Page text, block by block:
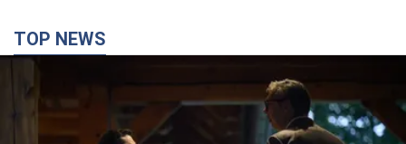
TOP NEWS